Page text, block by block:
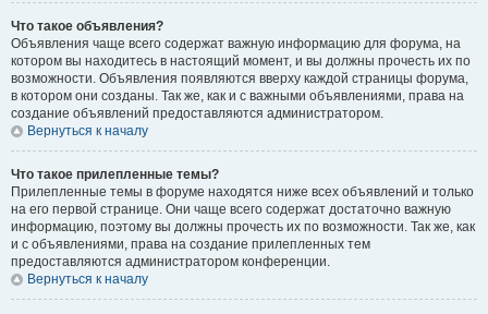
Что такое объявления?
Объявления чаще всего содержат важную информацию для форума, на
котором вы находитесь в настоящий момент, и вы должны прочесть их по
возможности. Объявления появляются вверху каждой страницы форума,
в котором они созданы. Так же, как и с важными объявлениями, права на
создание объявлений предоставляются администратором.
Вернуться к началу
Что такое прилепленные темы?
Прилепленные темы в форуме находятся ниже всех объявлений и только
на его первой странице. Они чаще всего содержат достаточно важную
информацию, поэтому вы должны прочесть их по возможности. Так же, как
и с объявлениями, права на создание прилепленных тем
предоставляются администратором конференции.
Вернуться к началу